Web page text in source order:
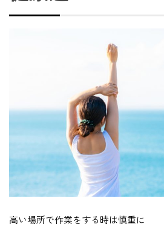
高い場所で作業をする時は慎重に